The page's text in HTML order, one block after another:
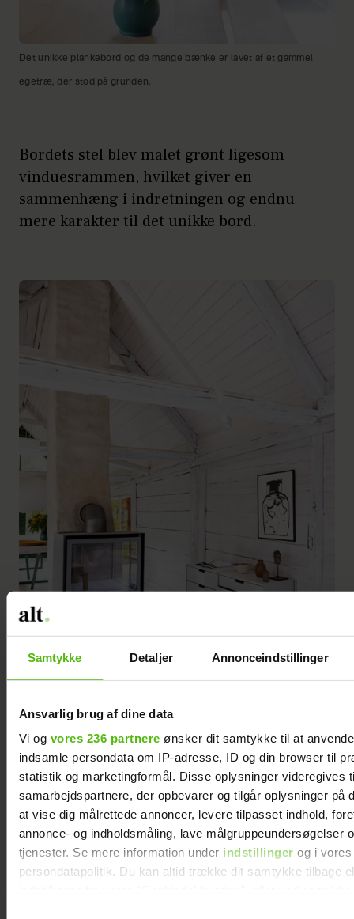
Samtykke Detaljer Annonceindstillinger
Ansvarlig brug af dine data
Vi og vores 236 partnere ønsker dit samtykke til at
indsamle persondata om IP-adresse, ID og din browser til
statistik og marketingformål. Disse oplysninger videregives
samarbejdspartnere, der opbevarer og tilgår oplysninger på
at vise dig målrettede annoncer, levere tilpasset indhold,
annonce- og indholdsmåling, lave målgruppeundersøgelser
tjenester. Se mere information under indstillinger og i vores
persondatapolitik. Du kan altid trække dit samtykke tilbage
Det unikke plankebord og de mange bænke er lavet af et gammel
egetræ, der stod på grunden.
Bordets stel blev malet grønt ligesom
vinduesrammen, hvilket giver en
sammenhæng i indretningen og endnu
mere karakter til det unikke bord.
Der er monteret en moderne brændeovn i huset, så det kan varmes
op på kolde dage. Alle lofter, vægge og gulve er malet hvide, og
sammen med loft til kip giver det en lys og rummelig stemning i
huset.